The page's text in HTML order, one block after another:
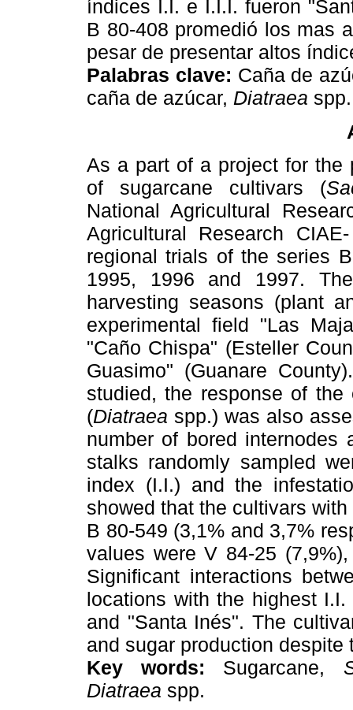
índices I.I. e I.I.I. fueron
B 80-408 promedió los mas
pesar de presentar altos
Palabras clave: Caña de
caña de azúcar, Diatraea spp.
As a part of a project for the
of sugarcane cultivars (
National Agricultural
Agricultural Research
regional trials of the series
1995, 1996 and 1997.
harvesting seasons (plant
experimental field "Las
"Caño Chispa" (Esteller
Guasimo" (Guanare
studied, the response of
(Diatraea spp.) was also
number of bored internodes
stalks randomly sampled
index (I.I.) and the
showed that the cultivars
B 80-549 (3,1% and 3,7%
values were V 84-25
Significant interactions
locations with the highest
and "Santa Inés". The
and sugar production
Key words: Sugarcane,
Diatraea spp.